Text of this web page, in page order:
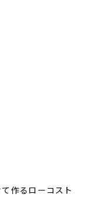
作るローコスト